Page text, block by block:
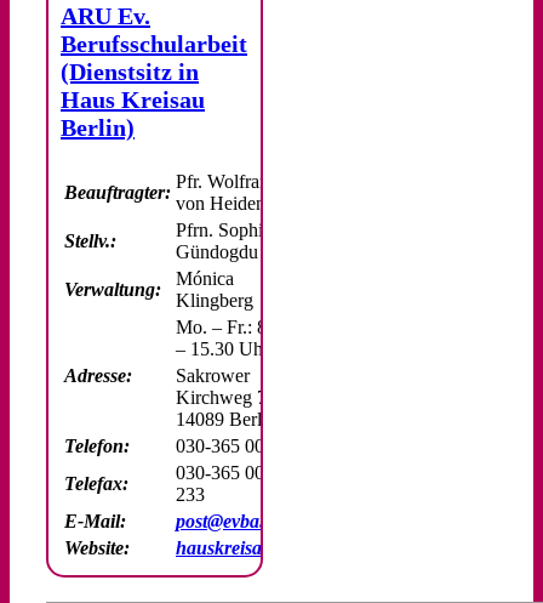
ARU Ev.
Berufsschularbeit
(Dienstsitz in
Haus Kreisau
Berlin)
Beauftragter:
Pfr. Wolfram
von Heidenfeld
Stellv.:
Pfrn. Sophie
Gündogdu
Verwaltung:
Mónica
Klingberg
Mo. – Fr.: 8.00
– 15.30 Uhr
Adresse:
Sakrower
Kirchweg 79
14089 Berlin
Telefon:
030-365 00 20
Telefax:
030-365 00
233
E-Mail:
post@evba.de
Website:
hauskreisau.de